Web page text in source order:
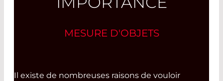
MESURE D'OBJETS
Il existe de nombreuses raisons de vouloir